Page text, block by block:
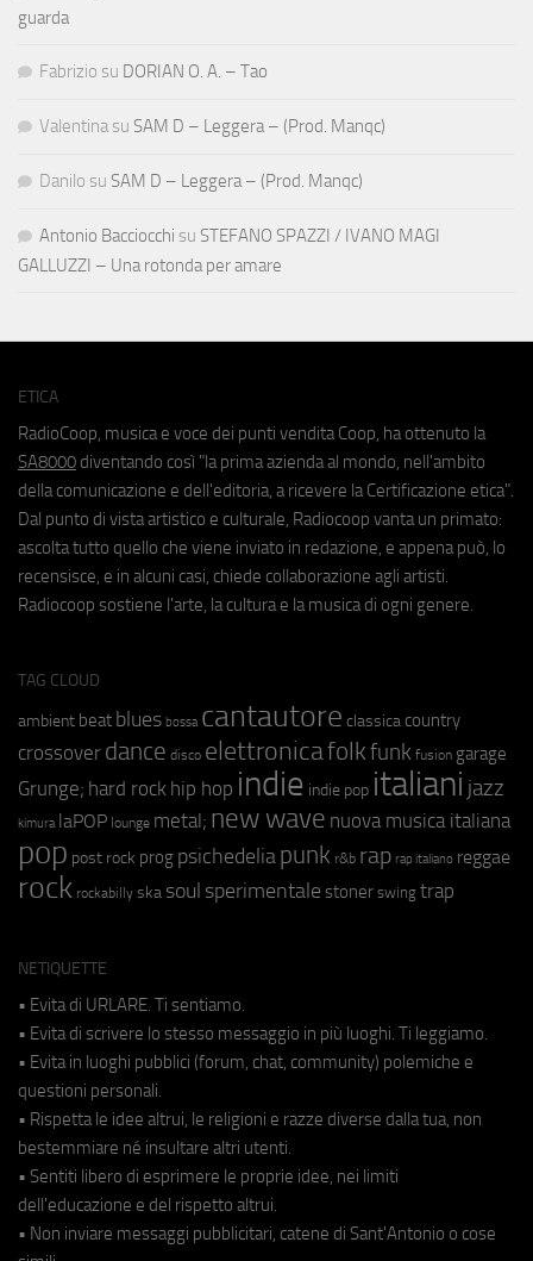
guarda
Fabrizio su DORIAN O. A. – Tao
Valentina su SAM D – Leggera – (Prod. Manqc)
Danilo su SAM D – Leggera – (Prod. Manqc)
Antonio Bacciocchi su STEFANO SPAZZI / IVANO MAGI
GALLUZZI – Una rotonda per amare
ETICA
RadioCoop, musica e voce dei punti vendita Coop, ha ottenuto la
SA8000 diventando così "la prima azienda al mondo, nell'ambito
della comunicazione e dell'editoria, a ricevere la Certificazione etica".
Dal punto di vista artistico e culturale, Radiocoop vanta un primato:
ascolta tutto quello che viene inviato in redazione, e appena può, lo
recensisce, e in alcuni casi, chiede collaborazione agli artisti.
Radiocoop sostiene l'arte, la cultura e la musica di ogni genere.
TAG CLOUD
ambient beat blues bossa cantautore classica country
crossover dance disco elettronicafolkfunk fusion garage
Grunge; hard rock hip hop indie indie pop italiani jazz
kimura laPOP lounge metal; new wave nuova musica italiana
pop post rock prog psichedeliapunk r&b rap rap italiano reggae
rock rockabilly ska soul sperimentale stoner swing trap
NETIQUETTE
• Evita di URLARE. Ti sentiamo.
• Evita di scrivere lo stesso messaggio in più luoghi. Ti leggiamo.
• Evita in luoghi pubblici (forum, chat, community) polemiche e
questioni personali.
• Rispetta le idee altrui, le religioni e razze diverse dalla tua, non
bestemmiare né insultare altri utenti.
• Sentiti libero di esprimere le proprie idee, nei limiti
dell'educazione e del rispetto altrui.
• Non inviare messaggi pubblicitari, catene di Sant'Antonio o cose